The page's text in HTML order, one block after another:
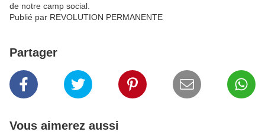
de notre camp social.
Publié par REVOLUTION PERMANENTE
Partager
Vous aimerez aussi